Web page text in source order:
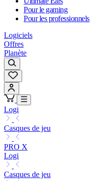
Pour le gaming
Pour les professionnels
Logiciels
Offres
Planète
Logi
Casques de jeu
PRO X
Logi
Casques de jeu